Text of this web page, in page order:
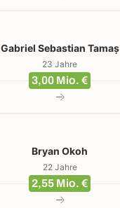
Gabriel Sebastian Tamaș
23 Jahre
3,00 Mio. €
Bryan Okoh
22 Jahre
2,55 Mio. €